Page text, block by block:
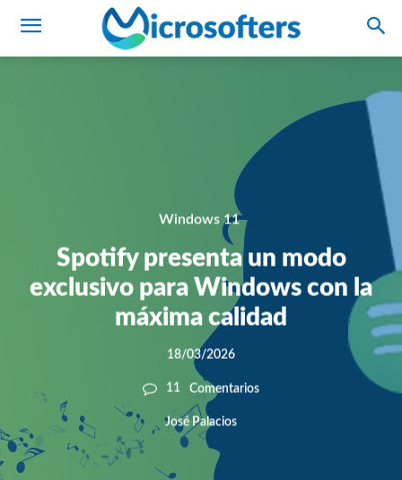
Windows 11
Spotify presenta un modo
exclusivo para Windows con la
máxima calidad
18/03/2026
11 Comentarios
José Palacios